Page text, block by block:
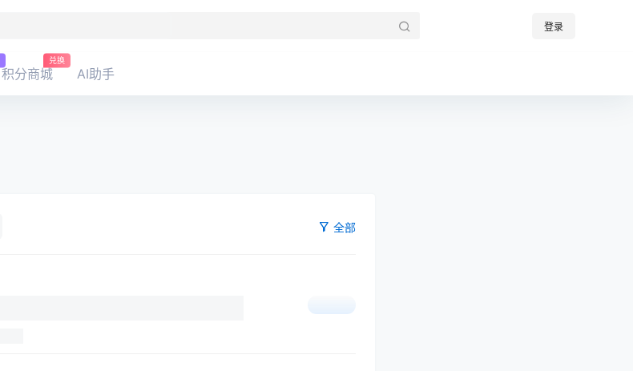
登录
积分商城
兑换
AI助手
全部